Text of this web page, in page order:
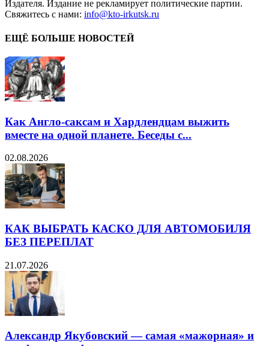
Издателя. Издание не рекламирует политические партии.
Свяжитесь с нами: info@kto-irkutsk.ru
ЕЩЁ БОЛЬШЕ НОВОСТЕЙ
Как Англо-саксам и Хардлендцам выжить
вместе на одной планете. Беседы с...
02.08.2026
КАК ВЫБРАТЬ КАСКО ДЛЯ АВТОМОБИЛЯ
БЕЗ ПЕРЕПЛАТ
21.07.2026
Александр Якубовский — самая «мажорная» и